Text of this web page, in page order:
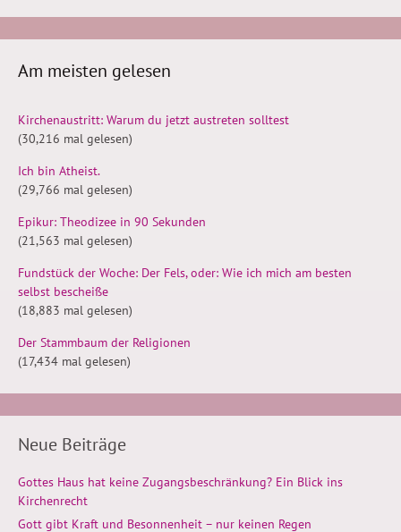
Am meisten gelesen
Kirchenaustritt: Warum du jetzt austreten solltest
(30,216 mal gelesen)
Ich bin Atheist.
(29,766 mal gelesen)
Epikur: Theodizee in 90 Sekunden
(21,563 mal gelesen)
Fundstück der Woche: Der Fels, oder: Wie ich mich am besten
selbst bescheiße
(18,883 mal gelesen)
Der Stammbaum der Religionen
(17,434 mal gelesen)
Neue Beiträge
Gottes Haus hat keine Zugangsbeschränkung? Ein Blick ins
Kirchenrecht
Gott gibt Kraft und Besonnenheit – nur keinen Regen